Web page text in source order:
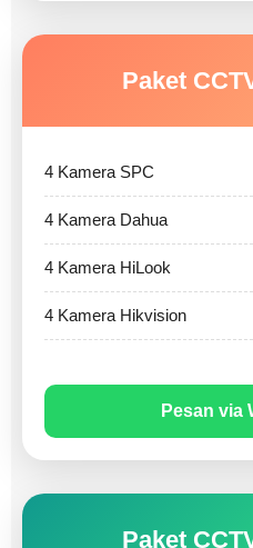
Paket
4 Kamera SPC
4 Kamera Dahua
4 Kamera HiLook
4 Kamera Hikvision
Pesan via
Paket